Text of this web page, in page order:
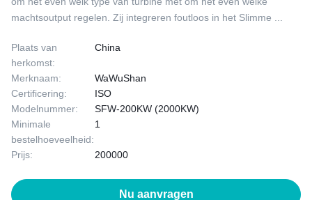
machtsoutput regelen. Zij integreren foutloos in het Slimme ...
Plaats van
herkomst:
China
Merknaam:
WaWuShan
Certificering:
ISO
Modelnummer:
SFW-200KW (2000KW)
Minimale
bestelhoeveelheid:
1
Prijs: 200000
Nu aanvragen